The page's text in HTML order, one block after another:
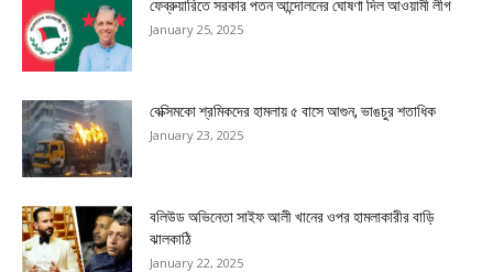
ফেব্রুয়ারিতে সরকার পতন আন্দোলনের ঘোষণা দিল আওয়ামী লীগ
January 25, 2025
বেক্সিমকো শ্রমিকদের হামলায় ৫ বাসে আগুন, ভাঙচুর শতাধিক
January 23, 2025
বলিউড অভিনেতা সাইফ আলী খানের ওপর হামলাকারীর বাড়ি
ঝালকাঠি
January 22, 2025